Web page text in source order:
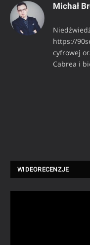
Michał
https://
cyfrowej
Cabrea i
WIDEORECENZJE